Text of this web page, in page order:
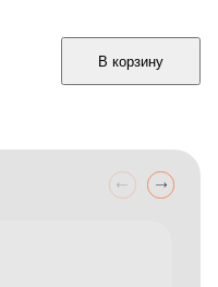
В корзину